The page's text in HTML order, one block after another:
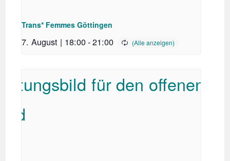
Trans* Femmes Göttingen
7. August | 18:00-21:00